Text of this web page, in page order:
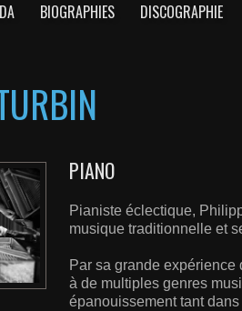
BIOGRAPHIES
DISCOGRAPHIE
PIANO
Pianiste éclectique,
musique traditionnelle et
Par sa grande expérience
à de multiples genres
épanouissement tant